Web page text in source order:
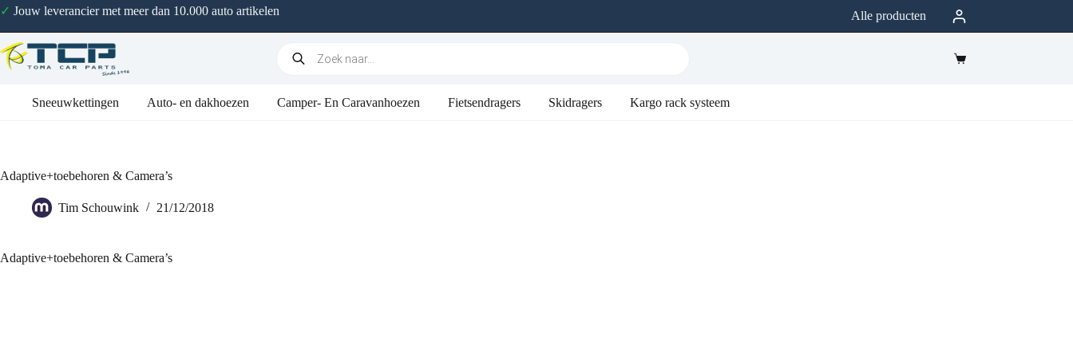
✓ Jouw leverancier met meer dan 10.000 auto artikelen Alle producten
Sneeuwkettingen Auto- en dakhoezen Camper- En Caravanhoezen Fietsendragers Skidragers Kargo rack systeem
Adaptive+toebehoren & Camera’s
Tim Schouwink 21/12/2018
Adaptive+toebehoren & Camera’s